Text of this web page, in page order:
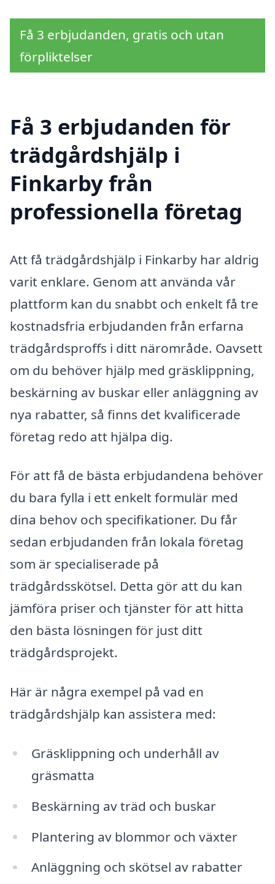
Få 3 erbjudanden, gratis och utan
förpliktelser
Få 3 erbjudanden för
trädgårdshjälp i
Finkarby från
professionella företag
Att få trädgårdshjälp i Finkarby har aldrig
varit enklare. Genom att använda vår
plattform kan du snabbt och enkelt få tre
kostnadsfria erbjudanden från erfarna
trädgårdsproffs i ditt närområde. Oavsett
om du behöver hjälp med gräsklippning,
beskärning av buskar eller anläggning av
nya rabatter, så finns det kvalificerade
företag redo att hjälpa dig.
För att få de bästa erbjudandena behöver
du bara fylla i ett enkelt formulär med
dina behov och specifikationer. Du får
sedan erbjudanden från lokala företag
som är specialiserade på
trädgårdsskötsel. Detta gör att du kan
jämföra priser och tjänster för att hitta
den bästa lösningen för just ditt
trädgårdsprojekt.
Här är några exempel på vad en
trädgårdshjälp kan assistera med:
Gräsklippning och underhåll av
gräsmatta
Beskärning av träd och buskar
Plantering av blommor och växter
Anläggning och skötsel av rabatter